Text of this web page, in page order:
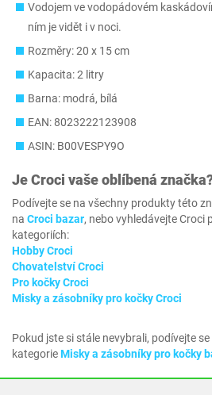
Vodojem ve vodopádovém
ním je vidět i v noci.
Rozměry: 20 x 15 cm
Kapacita: 2 litry
Barna: modrá, bílá
EAN: 8023222123908
ASIN: B00VESPY9O
JeCroci vaše oblíbená
Podívejte se na všechny produkty této
na Croci bazar, nebo vyhledávejte Croci
kategoriích:
Hobby Croci
Chovatelství Croci
Pro kočky Croci
Misky a zásobníky pro kočky Croci
Pokud jste si stále nevybrali, podívejte
kategorieMisky a zásobníky pro kočky